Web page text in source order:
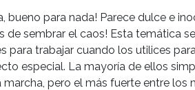
bueno para nada! Parece dulce e
de sembrar el caos! Esta temática
para trabajar cuando los utilices
especial. La mayoría de ellos
pero el más fuerte entre